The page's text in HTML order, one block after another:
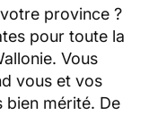
province ?
pour toute la
Vous
vous et vos
mérité. De